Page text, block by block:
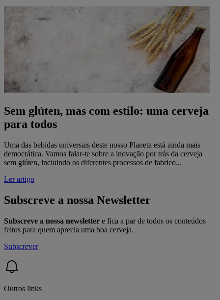
Sem glúten, mas com estilo: uma cerveja
para todos
Uma das bebidas universais deste nosso Planeta está ainda mais
democrática. Vamos falar-te sobre a inovação por trás da cerveja
sem glúten, incluindo os diferentes processos de fabrico...
Ler artigo
Subscreve a nossa Newsletter
Subscreve a nossa newsletter e fica a par de todos os conteúdos
feitos para quem aprecia uma boa cerveja.
Subscrever
Outros links